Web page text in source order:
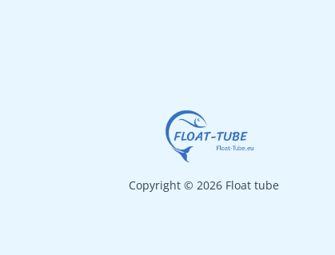
Copyright © 2026 Float tube